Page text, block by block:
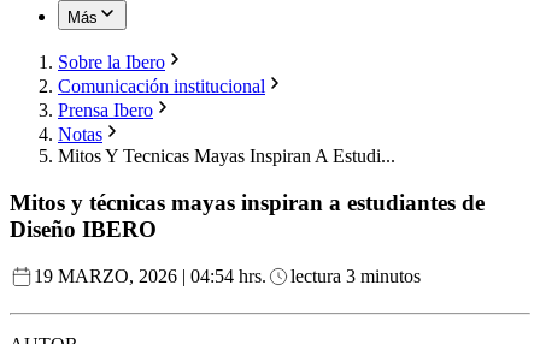
Más
Sobre la Ibero
Comunicación institucional
Prensa Ibero
Notas
Mitos Y Tecnicas Mayas Inspiran A Estudi...
Mitos y técnicas mayas inspiran a estudiantes de
Diseño IBERO
19 MARZO, 2026 | 04:54 hrs. lectura 3 minutos